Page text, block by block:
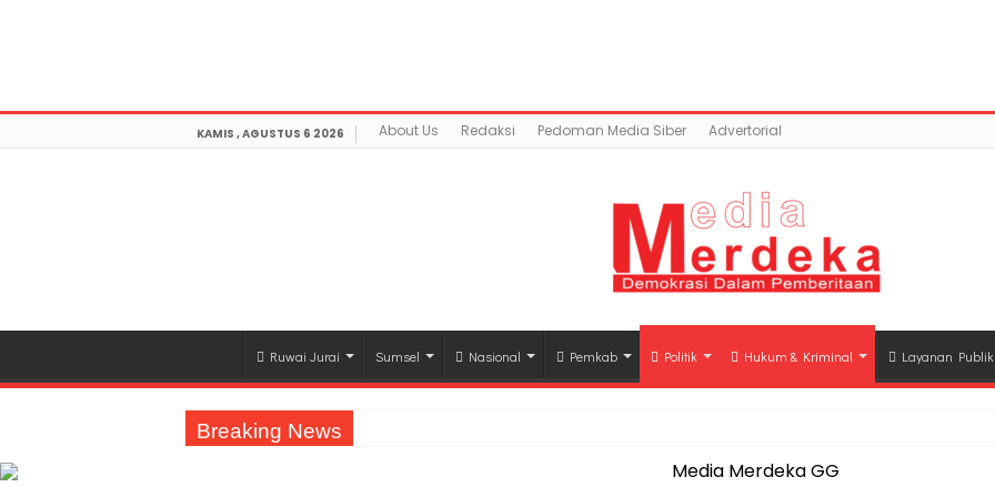
KAMIS , AGUSTUS 6 2026 About Us Redaksi Pedoman Media Siber Advertorial
Ruwai Jurai Sumsel Nasional Pemkab Politik Hukum & Kriminal Layanan Publik
Breaking News
Jasa Raharja Serahkan Santunan kepada Ahli Waris Korban Kebakaran KM Mutiara Sentosa II